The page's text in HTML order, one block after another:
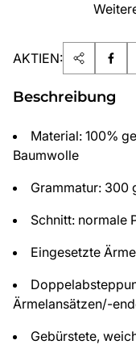
AKTIEN:
Beschreibung
Material: 100%
Baumwolle
Grammatur: 300
Schnitt: normale
Eingesetzte
Ärmelansätzen/-
Gebürstete,